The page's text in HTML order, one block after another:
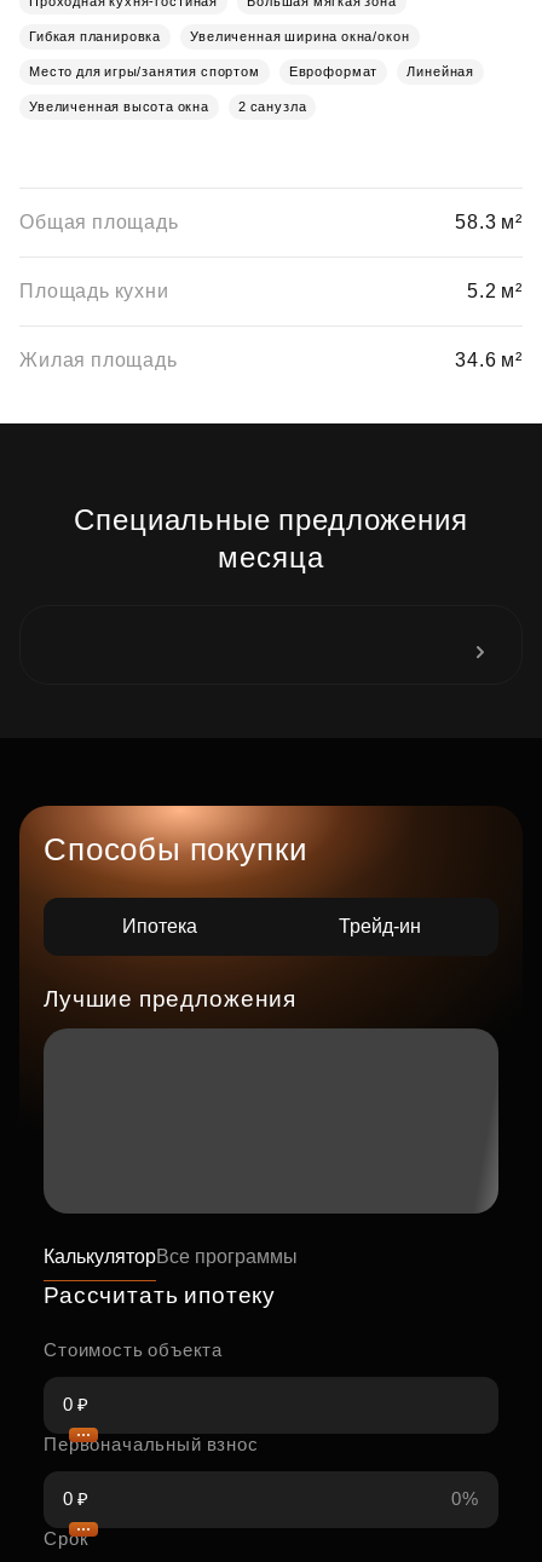
Гибкая планировка Увеличенная ширина окна/окон
Место для игры/занятия спортом Евроформат Линейная
Увеличенная высота окна 2 санузла
Общая площадь 58.3 м²
Площадь кухни 5.2 м²
Жилая площадь 34.6 м²
Специальные предложения
месяца
Способы покупки
Ипотека Трейд-ин
Лучшие предложения
КалькуляторВсе программы
Рассчитать ипотеку
Стоимость объекта
Первоначальный взнос
0%
Срок